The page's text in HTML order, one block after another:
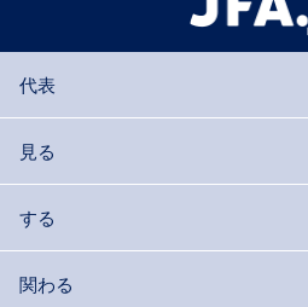
代表
見る
する
関わる